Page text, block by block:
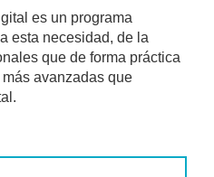
es un programa
esta necesidad, de la
que de forma práctica
avanzadas que